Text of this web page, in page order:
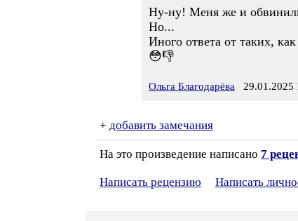
Ну-ну! Меня же и
Но...
Иного ответа от таких,
😳👎
Ольга Благодарёва 29.01.2025
+ добавить замечания
На это произведение написано 7
Написать рецензию Написать